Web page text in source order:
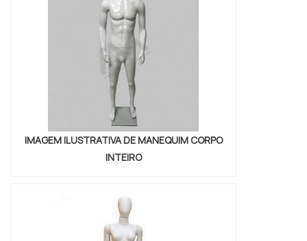
Por isso, é uma ótima opção para quem
precisa de um equipamento resistente e
versátil para expor seus produtos.
IMAGEM ILUSTRATIVA DE MANEQUIM CORPO
INTEIRO